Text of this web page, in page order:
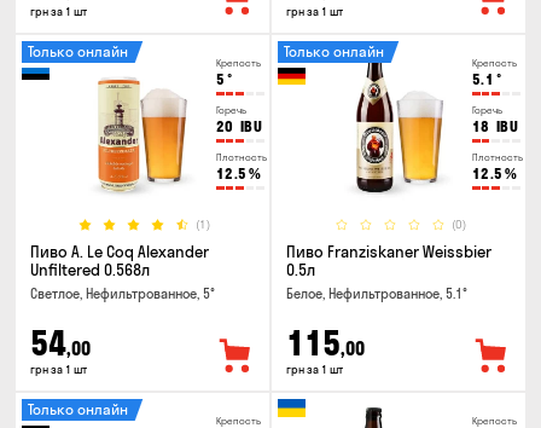
грн за 1 шт грн за 1 шт
Крепость
5 °
Горечь
20 IBU
Плотность
12.5 %
(1)
Только онлайн
Пиво A. Le Coq Alexander
Unfiltered 0.568л
Светлое, Нефильтрованное, 5°
54,00
грн за 1 шт
Крепость
5.1 °
Горечь
18 IBU
Плотность
12.5 %
(0)
Только онлайн
Пиво Franziskaner Weissbier
0.5л
Белое, Нефильтрованное, 5.1°
115,00
грн за 1 шт
Крепость
Только онлайн
Крепость